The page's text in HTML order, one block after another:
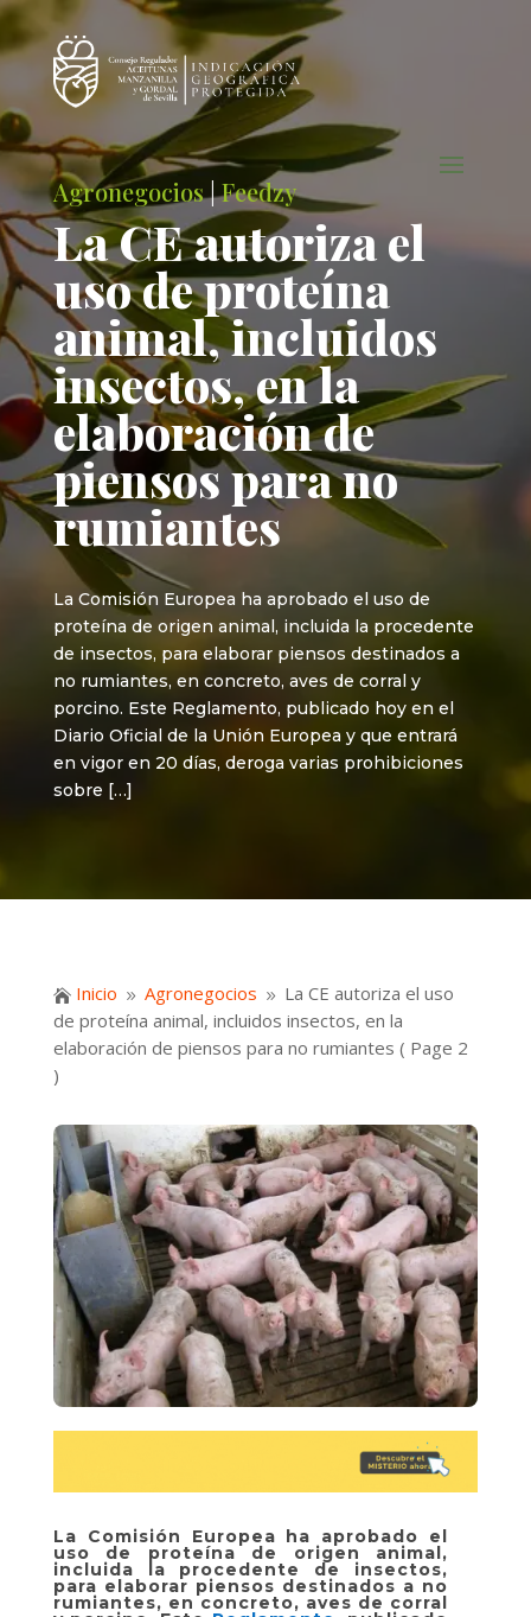
Agronegocios|Feedzy
La CE autoriza el
uso de proteína
animal, incluidos
insectos, en la
elaboración de
piensos para no
rumiantes
La Comisión Europea ha aprobado el uso de
proteína de origen animal, incluida la procedente
de insectos, para elaborar piensos destinados a
no rumiantes, en concreto, aves de corral y
porcino. Este Reglamento, publicado hoy en el
Diario Oficial de la Unión Europea y que entrará
en vigor en 20 días, deroga varias prohibiciones
sobre […]
 Inicio 9 Agronegocios 9 La CE autoriza el uso
de proteína animal, incluidos insectos, en la
elaboración de piensos para no rumiantes ( Page 2
)
La Comisión Europea ha aprobado el
uso de proteína de origen animal,
incluida la procedente de insectos,
para elaborar piensos destinados a no
rumiantes, en concreto, aves de corral